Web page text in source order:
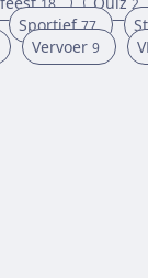
18 2
Sportief 77
Vervoer 9